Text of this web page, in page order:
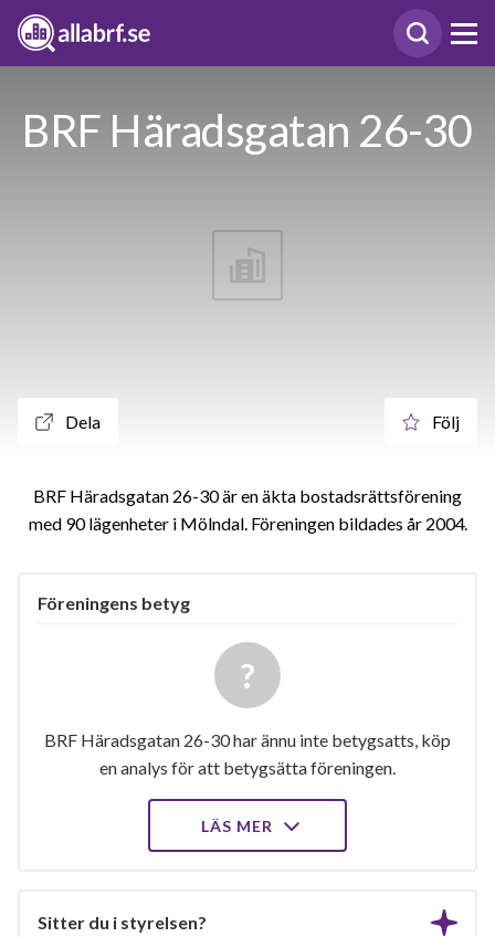
BRF Häradsgatan 26-30
Dela Följ
BRF Häradsgatan 26-30 är en äkta bostadsrättsförening
med 90 lägenheter i Mölndal. Föreningen bildades år 2004
Föreningens betyg
BRF Häradsgatan 26-30 har ännu inte betygsatts, köp
en analys för att betygsätta föreningen.
LÄS MER
Sitter du i styrelsen?